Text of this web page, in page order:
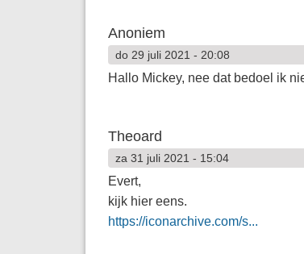
Anoniem
do 29 juli 2021 - 20:08
Hallo Mickey, nee dat bedoel ik
Theoard
za 31 juli 2021 - 15:04
Evert,
kijk hier eens.
https://iconarchive.com/s...